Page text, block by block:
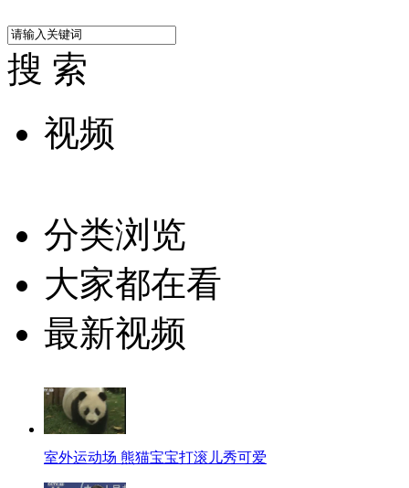
搜 索
视频
分类浏览
大家都在看
最新视频
室外运动场 熊猫宝宝打滚儿秀可爱